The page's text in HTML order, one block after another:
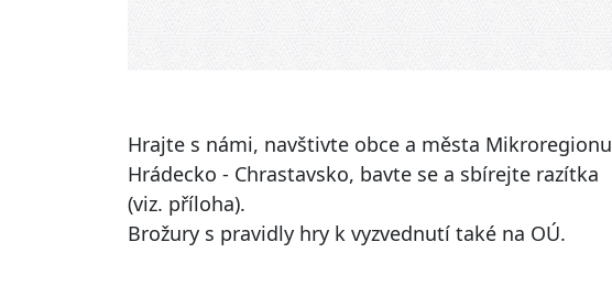
Hrajte s námi, navštivte obce a města Mikroregionu
Hrádecko - Chrastavsko, bavte se a sbírejte razítka
(viz. příloha).
Brožury s pravidly hry k vyzvednutí také na OÚ.